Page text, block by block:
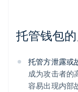
托管钱包
托管方泄露或
成为攻击者的
容易出现内部